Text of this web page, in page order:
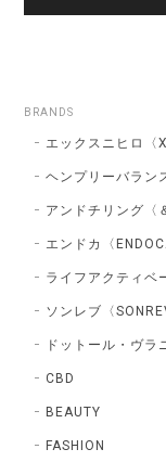
BRANDS
エックスニヒロ〈
ヘンプリーバラン
アンドチリング〈
エンドカ〈
ライフアクティベ
ソンレブ〈
ドットール・ヴラ
CBD
BEAUTY
FASHION